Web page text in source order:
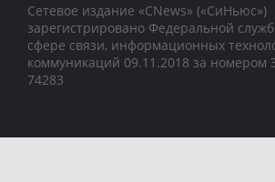
Сетевое издание «CNews» («СиНьюс»)
зарегистрировано Федеральной
сфере связи, информационных
коммуникаций 09.11.2018 за
74283